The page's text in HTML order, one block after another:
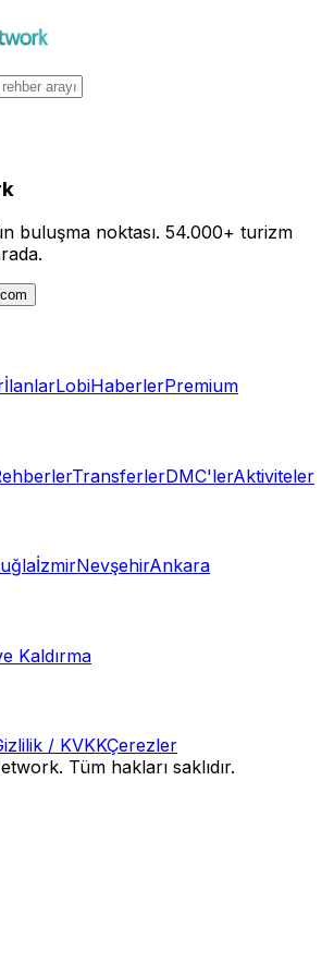
buluşma noktası. 54.000+ turizm
İlanlarLobiHaberlerPremium
TransferlerDMC'lerAktiviteler
İzmirNevşehirAnkara
Kaldırma
/ KVKKÇerezler
Tüm hakları saklıdır.